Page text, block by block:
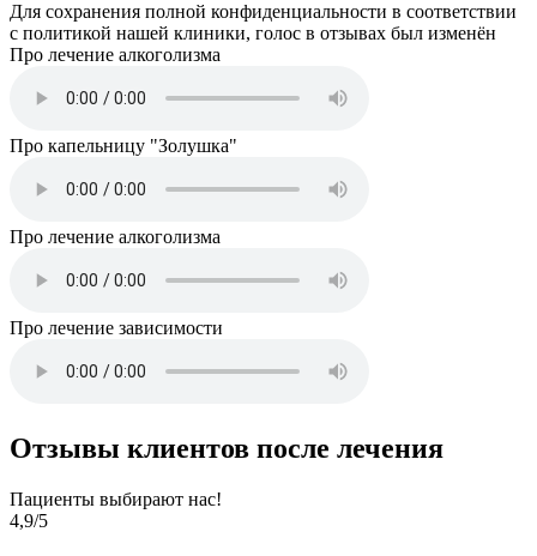
Для сохранения полной конфиденциальности в соответствии
с политикой нашей клиники, голос в отзывах был изменён
Про лечение алкоголизма
Про капельницу "Золушка"
Про лечение алкоголизма
Про лечение зависимости
Отзывы клиентов после лечения
Пациенты выбирают нас!
4,9/5